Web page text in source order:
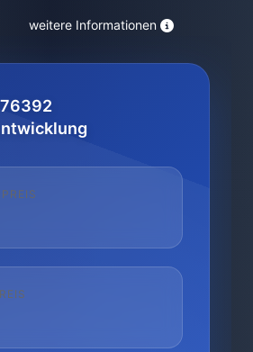
weitere Informationen
76392